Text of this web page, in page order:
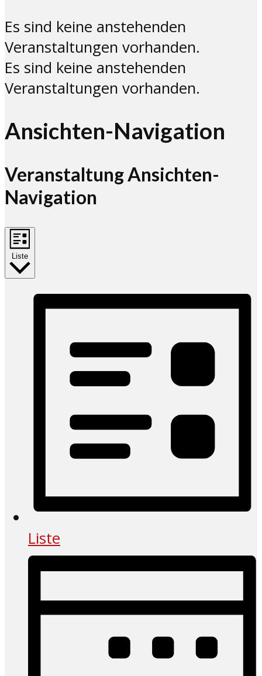
Es sind keine anstehenden
Veranstaltungen vorhanden.
Es sind keine anstehenden
Veranstaltungen vorhanden.
Ansichten-Navigation
Veranstaltung Ansichten-
Navigation
Liste
Liste